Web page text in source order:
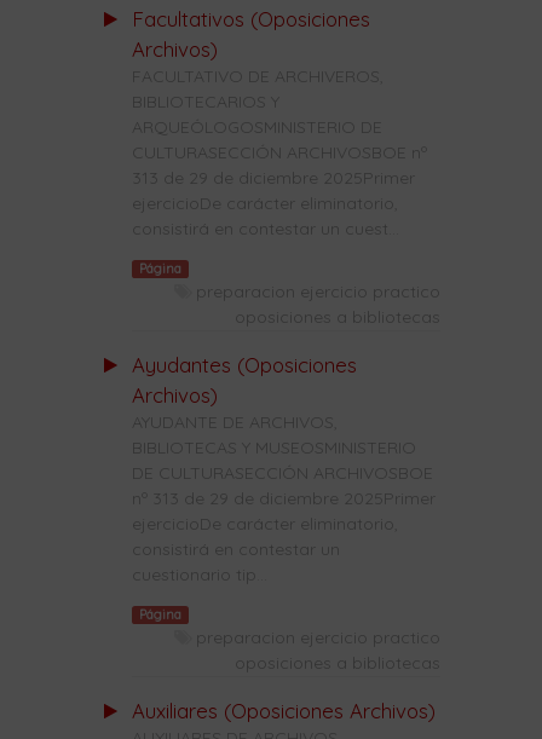
Facultativos (Oposiciones
Archivos)
FACULTATIVO DE ARCHIVEROS,
BIBLIOTECARIOS Y
ARQUEÓLOGOSMINISTERIO DE
CULTURASECCIÓN ARCHIVOSBOE nº
313 de 29 de diciembre 2025Primer
ejercicioDe carácter eliminatorio,
consistirá en contestar un cuest...
Página
preparacion ejercicio practico
oposiciones a bibliotecas
Ayudantes (Oposiciones
Archivos)
AYUDANTE DE ARCHIVOS,
BIBLIOTECAS Y MUSEOSMINISTERIO
DE CULTURASECCIÓN ARCHIVOSBOE
nº 313 de 29 de diciembre 2025Primer
ejercicioDe carácter eliminatorio,
consistirá en contestar un
cuestionario tip...
Página
preparacion ejercicio practico
oposiciones a bibliotecas
Auxiliares (Oposiciones Archivos)